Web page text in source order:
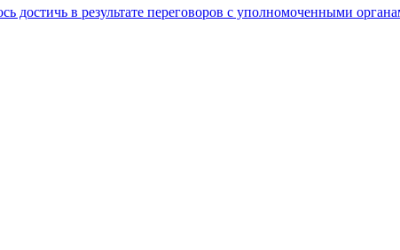
достичь в результате переговоров с уполномоченными